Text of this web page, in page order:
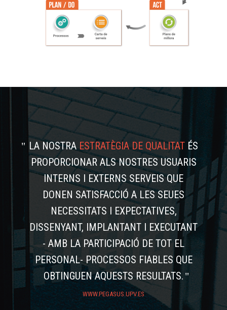
LA NOSTRAESTRATÈGIA DE QUALITAT ÉS
PROPORCIONAR ALS NOSTRES USUARIS
INTERNS I EXTERNS SERVEIS QUE
DONEN SATISFACCIÓ A LES SEUES
NECESSITATS I EXPECTATIVES,
DISSENYANT, IMPLANTANT I EXECUTANT
- AMB LA PARTICIPACIÓ DE TOT EL
PERSONAL- PROCESSOS FIABLES QUE
OBTINGUEN AQUESTS RESULTATS.
WWW.PEGASUS.UPV.ES